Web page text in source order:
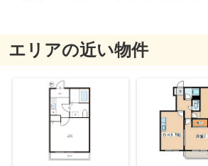
エリアの近い物件